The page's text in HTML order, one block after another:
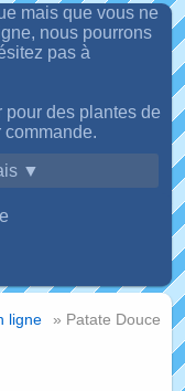
mais que vous ne
nous pourrons
pas à
des plantes de
commande.
▼
ligne » Patate Douce